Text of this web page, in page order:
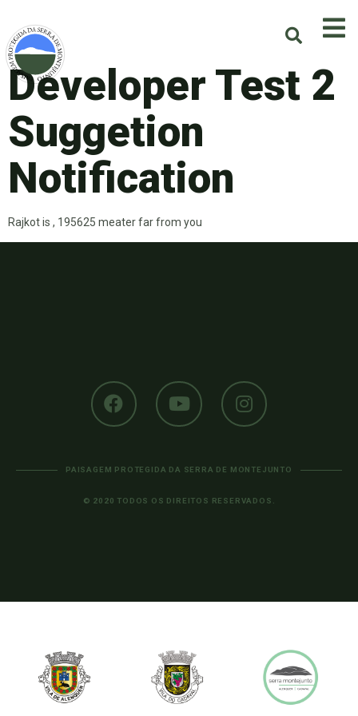
Developer Test 2
Suggetion
Notification
Rajkot is , 195625 meater far from you
PAISAGEM PROTEGIDA DA SERRA DE MONTEJUNTO
© 2020 TODOS OS DIREITOS RESERVADOS.